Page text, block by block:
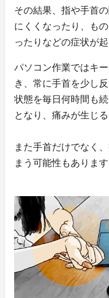
その結果、指や手首
にくくなったり、も
ったりなどの症状が
パソコン作業ではキ
き、常に手首を少し
状態を毎日何時間も
となり、痛みが生じ
また手首だけでなく
まう可能性もあります